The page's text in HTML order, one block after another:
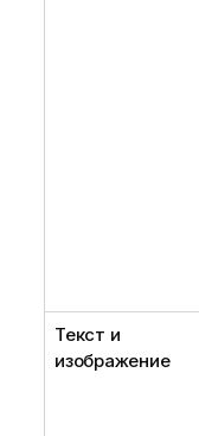
Текст и
изображение